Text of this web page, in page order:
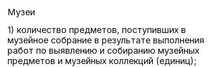
Музеи
1) количество предметов, поступивших в
музейное собрание в результате выполнения
работ по выявлению и собиранию музейных
предметов и музейных коллекций (единиц);